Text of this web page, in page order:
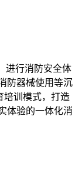
进行消防安全体
防器械使用等沉
培训模式，打造
体验的一体化消